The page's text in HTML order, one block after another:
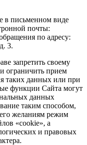
в письменном виде
почты:
по адресу:
3.
запретить своему
ограничить прием
таких данных или при
функции Сайта могут
данных
таким способом,
желаниям режим
«cookie», а
и правовых